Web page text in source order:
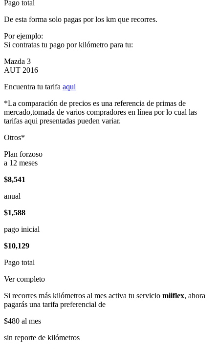
Pago total
De esta forma solo pagas por los km que recorres.
Por ejemplo:
Si contratas tu pago por kilómetro para tu:
Mazda 3
AUT 2016
Encuentra tu tarifa aqui
*La comparación de precios es una referencia de primas de
mercado,tomada de varios compradores en línea por lo cual las
tarifas aqui presentadas pueden variar.
Otros*
Plan forzoso
a 12 meses
$8,541
anual
$1,588
pago inicial
$10,129
Pago total
Ver completo
Si recorres más kilómetros al mes activa tu servicio miiflex, ahora
pagarás una tarifa preferencial de
$480 al mes
sin reporte de kilómetros